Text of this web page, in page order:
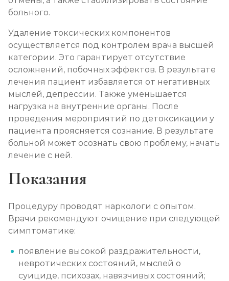
от 3 600 ₽
Лечение наркомании (стационар, в сутки)
от 3 950 ₽ Записаться
Лечение зависимости от солей
от 4 300 ₽ Записаться
Лечение зависимости от спайса
Лечение зависимости от героина
Лечение зависимости от амфетамина
Лечение зависимости от гашиша
больного.
Удаление токсических компонентов
осуществляется под контролем врача высшей
категории. Это гарантирует отсутствие
осложнений, побочных эффектов. В результате
лечения пациент избавляется от негативных
мыслей, депрессии. Также уменьшается
нагрузка на внутренние органы. После
проведения мероприятий по детоксикации у
пациента проясняется сознание. В результате
больной может осознать свою проблему, начать
лечение с ней.
Показания
Процедуру проводят наркологи с опытом.
Врачи рекомендуют очищение при следующей
симптоматике:
появление высокой раздражительности,
невротических состояний, мыслей о
суициде, психозах, навязчивых состояний;